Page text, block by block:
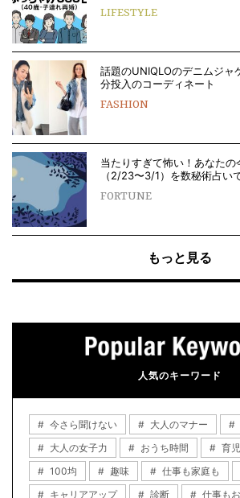
LIFESTYLE
話題のUNIQLOのデニムジャ
分投入のコーディネート
FASHION
当たりすぎて怖い！あなたの
（2/23〜3/1）を数秘術占い
FORTUNE
もっと見る
人気のキーワード
今さら聞けない 大人のマナー
大人の女子力
おうち時間 育児
100均
趣味 仕事も家庭も
キャリアアップ
診断 仕事も